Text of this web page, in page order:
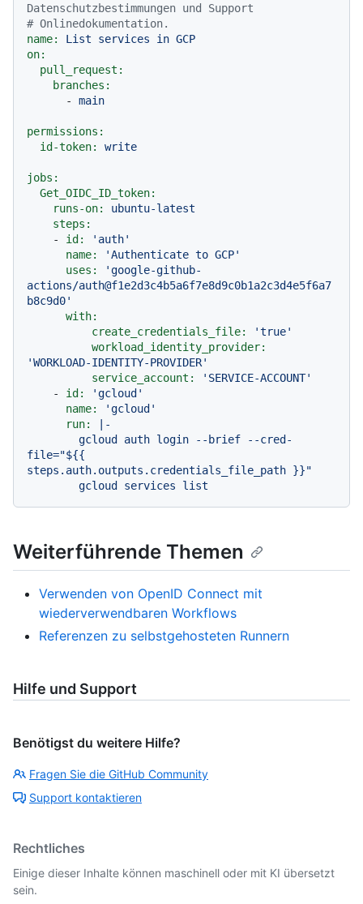
Datenschutzbestimmungen und Support
# Onlinedokumentation.
name:
List services in GCP
on:
pull_request:
branches:
-
main
permissions:
id-token:
write
jobs:
Get_OIDC_ID_token:
runs-on:
ubuntu-latest
steps:
-
id:
'auth'
name:
'Authenticate to GCP'
uses:
'google-github-
actions/auth@f1e2d3c4b5a6f7e8d9c0b1a2c3d4e5f6a7
b8c9d0'
with:
create_credentials_file:
'true'
workload_identity_provider:
'WORKLOAD-IDENTITY-PROVIDER'
service_account:
'SERVICE-ACCOUNT'
-
id:
'gcloud'
name:
'gcloud'
run:
|-
file="${{
steps.auth.outputs.credentials_file_path }}"
Weiterführende Themen
Verwenden von OpenID Connect mit
wiederverwendbaren Workflows
Referenzen zu selbstgehosteten Runnern
Hilfe und Support
Benötigst du weitere Hilfe?
Fragen Sie die GitHub Community
Support kontaktieren
Rechtliches
Einige dieser Inhalte können maschinell oder mit KI übersetzt
sein.